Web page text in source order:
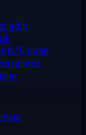
edin
5 puan